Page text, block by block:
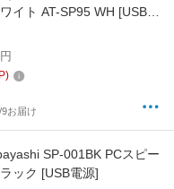
イト AT-SP95 WH [USB電
お届け
SP-001BK PCスピー
ック [USB電源]